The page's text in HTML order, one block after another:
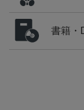
書籍・